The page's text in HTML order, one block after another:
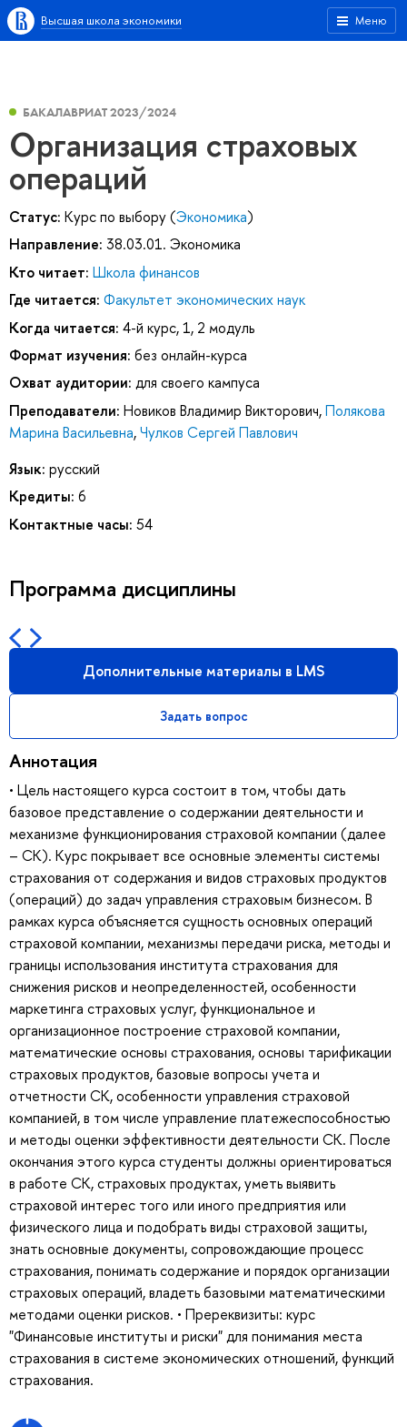
Меню
Высшая школа экономики
БАКАЛАВРИАТ 2023/2024
Организация страховых
операций
Статус: Курс по выбору (Экономика)
Направление: 38.03.01. Экономика
Кто читает: Школа финансов
Где читается: Факультет экономических наук
Когда читается: 4-й курс, 1, 2 модуль
Формат изучения: без онлайн-курса
Охват аудитории: для своего кампуса
Преподаватели: Новиков Владимир Викторович,Полякова
Марина Васильевна,Чулков Сергей Павлович
Язык: русский
Кредиты: 6
Контактные часы: 54
Программа дисциплины
Дополнительные материалы в LMS
Задать вопрос
Аннотация
• Цель настоящего курса состоит в том, чтобы дать
базовое представление о содержании деятельности и
механизме функционирования страховой компании (далее
– СК). Курс покрывает все основные элементы системы
страхования от содержания и видов страховых продуктов
(операций) до задач управления страховым бизнесом. В
рамках курса объясняется сущность основных операций
страховой компании, механизмы передачи риска, методы и
границы использования института страхования для
снижения рисков и неопределенностей, особенности
маркетинга страховых услуг, функциональное и
организационное построение страховой компании,
математические основы страхования, основы тарификации
страховых продуктов, базовые вопросы учета и
отчетности СК, особенности управления страховой
компанией, в том числе управление платежеспособностью
и методы оценки эффективности деятельности СК. После
окончания этого курса студенты должны ориентироваться
в работе СК, страховых продуктах, уметь выявить
страховой интерес того или иного предприятия или
физического лица и подобрать виды страховой защиты,
знать основные документы, сопровождающие процесс
страхования, понимать содержание и порядок организации
страховых операций, владеть базовыми математическими
методами оценки рисков. • Пререквизиты: курс
"Финансовые институты и риски" для понимания места
страхования в системе экономических отношений, функций
страхования.